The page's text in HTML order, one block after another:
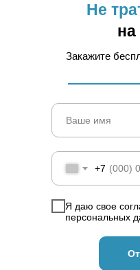
Закажите
Не
на
+7
Я даю свое
персональных